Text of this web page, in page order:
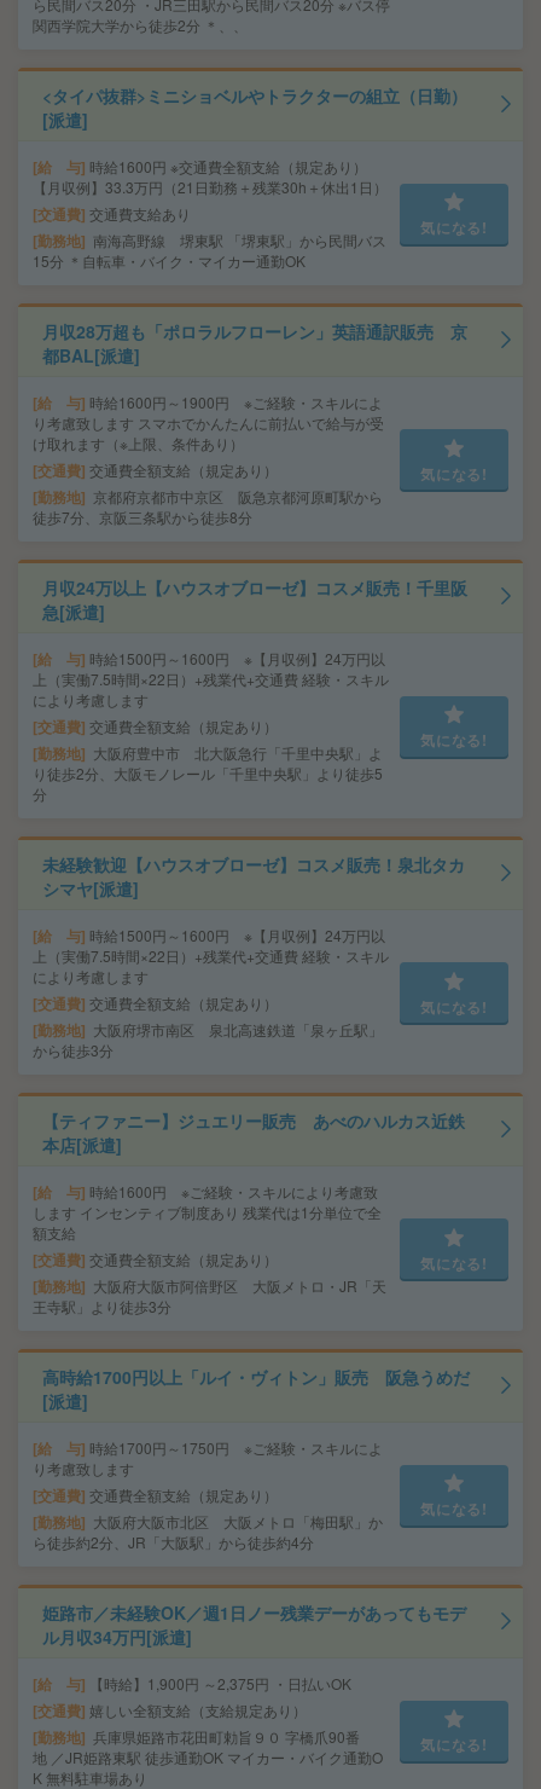
ら民間バス20分 ・JR三田駅から民間バス20分 ※バス停
関西学院大学から徒歩2分 ＊、、
<タイパ抜群>ミニショベルやトラクターの組立（日勤）
[派遣]
給 与 時給1600円 ※交通費全額支給（規定あり）
【月収例】33.3万円（21日勤務＋残業30h＋休出1日）
交通費 交通費支給あり
勤務地
南海高野線 堺東駅 「堺東駅」から民間バス
15分 ＊自転車・バイク・マイカー通勤OK
気になる!
月収28万超も「ポロラルフローレン」英語通訳販売 京
都BAL[派遣]
給 与 時給1600円～1900円 ※ご経験・スキルによ
り考慮致します スマホでかんたんに前払いで給与が受
け取れます（※上限、条件あり）
交通費 交通費全額支給（規定あり）
勤務地
京都府京都市中京区 阪急京都河原町駅から
徒歩7分、京阪三条駅から徒歩8分
気になる!
月収24万以上【ハウスオブローゼ】コスメ販売！千里阪
急[派遣]
給 与 時給1500円～1600円 ※【月収例】24万円以
上（実働7.5時間×22日）+残業代+交通費 経験・スキル
により考慮します
交通費 交通費全額支給（規定あり）
勤務地
大阪府豊中市 北大阪急行「千里中央駅」よ
り徒歩2分、大阪モノレール「千里中央駅」より徒歩5
分
気になる!
未経験歓迎【ハウスオブローゼ】コスメ販売！泉北タカ
シマヤ[派遣]
給 与 時給1500円～1600円 ※【月収例】24万円以
上（実働7.5時間×22日）+残業代+交通費 経験・スキル
により考慮します
交通費 交通費全額支給（規定あり）
勤務地
大阪府堺市南区 泉北高速鉄道「泉ヶ丘駅」
から徒歩3分
気になる!
【ティファニー】ジュエリー販売 あべのハルカス近鉄
本店[派遣]
給 与 時給1600円 ※ご経験・スキルにより考慮致
します インセンティブ制度あり 残業代は1分単位で全
額支給
交通費 交通費全額支給（規定あり）
勤務地
大阪府大阪市阿倍野区 大阪メトロ・JR「天
王寺駅」より徒歩3分
気になる!
高時給1700円以上「ルイ・ヴィトン」販売 阪急うめだ
[派遣]
給 与 時給1700円～1750円 ※ご経験・スキルによ
り考慮致します
交通費 交通費全額支給（規定あり）
勤務地
大阪府大阪市北区 大阪メトロ「梅田駅」か
ら徒歩約2分、JR「大阪駅」から徒歩約4分
気になる!
姫路市／未経験OK／週1日ノー残業デーがあってもモデ
ル月収34万円[派遣]
給 与 【時給】1,900円 ～2,375円 ・日払いOK
交通費 嬉しい全額支給（支給規定あり）
勤務地 兵庫県姫路市花田町勅旨９０ 字橋爪90番
地 ／JR姫路東駅 徒歩通勤OK マイカー・バイク通勤O
K 無料駐車場あり
気になる!